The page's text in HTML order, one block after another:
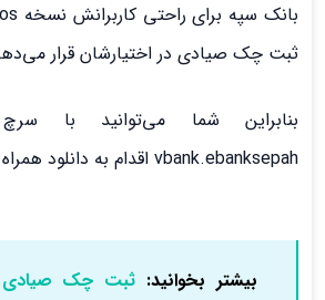
ثبت چک صیادی در اختیارشان قرار
بنابراین شما می‌توانید با
vbank.ebanksepah اقدام به دانلود همراه بانک سپه کنید.
بیشتر بخوانید: ثبت چک صیادی